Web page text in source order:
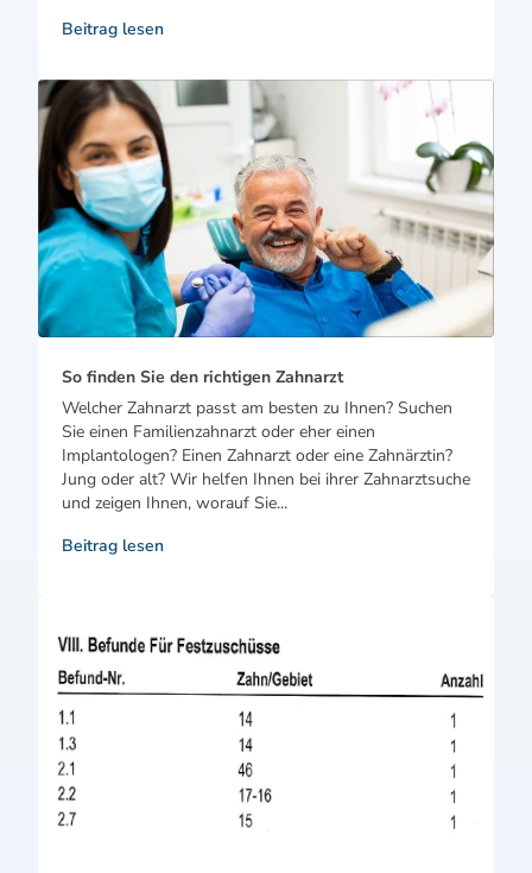
Beitrag lesen
So finden Sie den richtigen Zahnarzt
Welcher Zahnarzt passt am besten zu Ihnen? Suchen
Sie einen Familienzahnarzt oder eher einen
Implantologen? Einen Zahnarzt oder eine Zahnärztin?
Jung oder alt? Wir helfen Ihnen bei ihrer Zahnarztsuche
und zeigen Ihnen, worauf Sie...
Beitrag lesen